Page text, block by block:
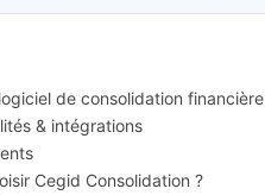
de consolidation financière
& intégrations
Cegid Consolidation ?